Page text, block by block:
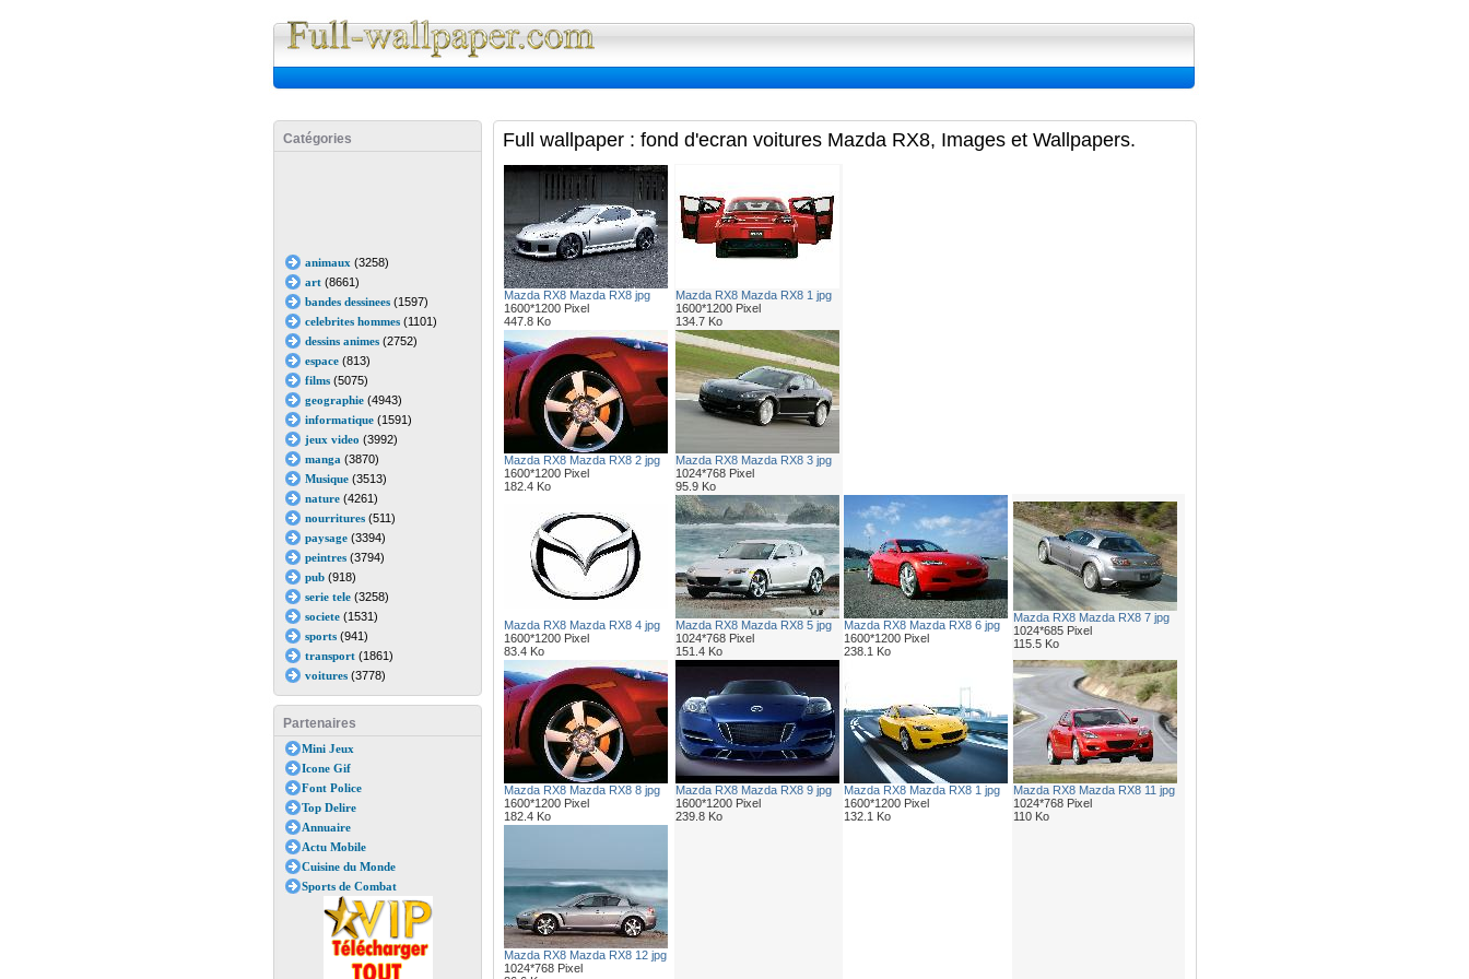
Catégories
animaux (3258)
art(8661)
bandes dessinees(1597)
celebrites hommes(1101)
dessins animes(2752)
espace(813)
films(5075)
geographie(4943)
informatique(1591)
jeux video (3992)
manga (3870)
Musique(3513)
nature(4261)
nourritures(511)
paysage(3394)
peintres(3794)
pub(918)
serie tele(3258)
societe(1531)
sports(941)
transport(1861)
voitures(3778)
Partenaires
Mini Jeux
Icone Gif
Font Police
Top Delire
Annuaire
Actu Mobile
Cuisine du Monde
Sports de Combat
Full wallpaper : fond d'ecran voitures Mazda RX8, Images et Wallpapers.
Mazda RX8 Mazda RX8 jpg
1600*1200 Pixel
447.8 Ko
Mazda RX8 Mazda RX8 1 jpg
1600*1200 Pixel
134.7 Ko
Mazda RX8 Mazda RX8 2 jpg
1600*1200 Pixel
182.4 Ko
Mazda RX8 Mazda RX8 3 jpg
1024*768 Pixel
95.9 Ko
Mazda RX8 Mazda RX8 4 jpg
1600*1200 Pixel
83.4 Ko
Mazda RX8 Mazda RX8 5 jpg
1024*768 Pixel
151.4 Ko
Mazda RX8 Mazda RX8 6 jpg
1600*1200 Pixel
238.1 Ko
Mazda RX8 Mazda RX8 7 jpg
1024*685 Pixel
115.5 Ko
Mazda RX8 Mazda RX8 8 jpg
1600*1200 Pixel
182.4 Ko
Mazda RX8 Mazda RX8 9 jpg
1600*1200 Pixel
239.8 Ko
Mazda RX8 Mazda RX8 1 jpg
1600*1200 Pixel
132.1 Ko
Mazda RX8 Mazda RX8 11 jpg
1024*768 Pixel
110 Ko
Mazda RX8 Mazda RX8 12 jpg
1024*768 Pixel